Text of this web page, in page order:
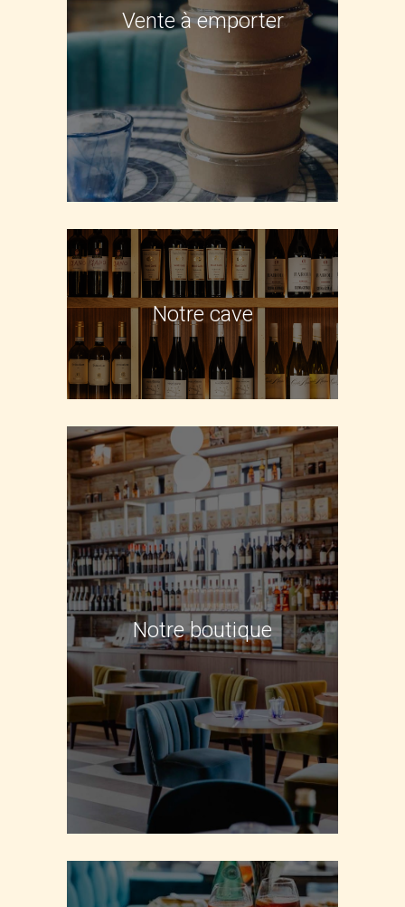
Vente à emporter
Notre cave
Notre boutique